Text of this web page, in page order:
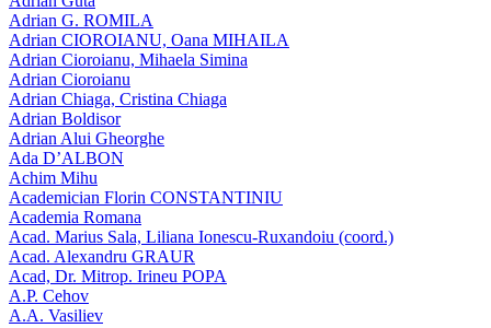
Adrian G. ROMILA
Adrian CIOROIANU, Oana MIHAILA
Adrian Cioroianu, Mihaela Simina
Adrian Cioroianu
Adrian Chiaga, Cristina Chiaga
Adrian Boldisor
Adrian Alui Gheorghe
Ada D’ALBON
Achim Mihu
Academician Florin CONSTANTINIU
Academia Romana
Acad. Marius Sala, Liliana Ionescu-Ruxandoiu (coord.)
Acad. Alexandru GRAUR
Acad, Dr. Mitrop. Irineu POPA
A.P. Cehov
A.A. Vasiliev